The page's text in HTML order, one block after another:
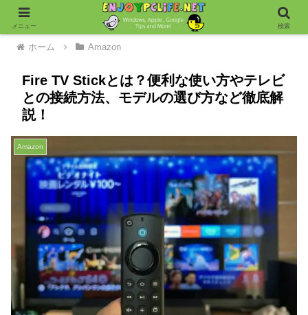
ホーム Amazon
Fire TV Stickとは？便利な使い方やテレビ
との接続方法、モデルの選び方など徹底解
説！
Amazon
メニュー 検索